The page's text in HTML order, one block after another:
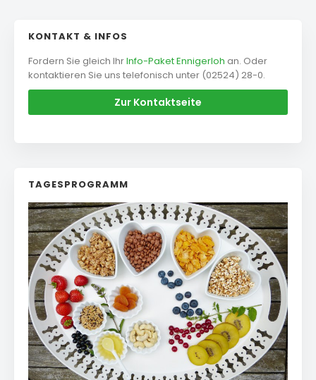
KONTAKT & INFOS
Fordern Sie gleich IhrInfo-Paket Ennigerloh an. Oder
kontaktieren Sie uns telefonisch unter (02524) 28-0.
Zur Kontaktseite
TAGESPROGRAMM